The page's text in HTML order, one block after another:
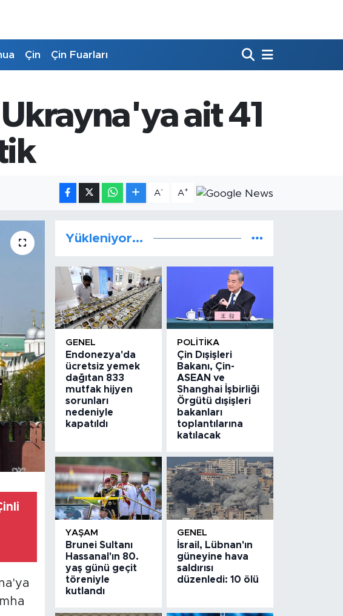
Çin Çin Fuarları
Ukrayna'ya ait 41
A- A+
Yükleniyor...
GENEL
Endonezya'da
ücretsiz yemek
dağıtan 833
mutfak hijyen
sorunları
nedeniyle
kapatıldı
POLITIKA
Çin Dışişleri
Bakanı, Çin-
ASEAN ve
Shanghai İşbirliği
Örgütü dışişleri
bakanları
toplantılarına
katılacak
YAŞAM
Brunei Sultanı
Hassanal'ın 80.
yaş günü geçit
töreniyle
kutlandı
GENEL
İsrail, Lübnan'ın
güneyine hava
saldırısı
düzenledi: 10 ölü